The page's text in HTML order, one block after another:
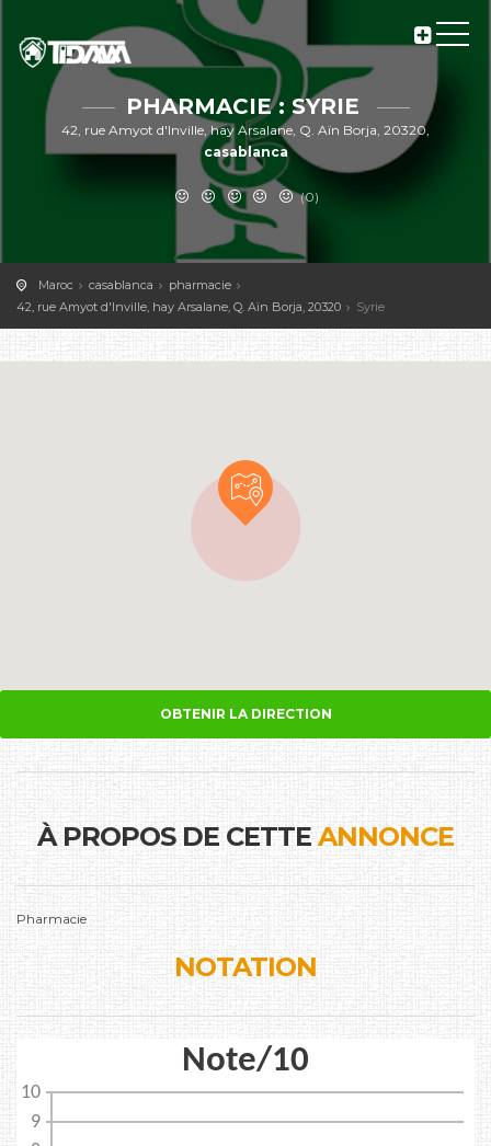
PHARMACIE : SYRIE
42, rue Amyot d'Inville, hay Arsalane, Q. Aïn Borja, 20320,
casablanca
(0)
Maroc casablanca
pharmacie
42, rue Amyot d'Inville, hay Arsalane, Q. Aïn Borja, 20320
Syrie
OBTENIR LA DIRECTION
À PROPOS DE CETTEANNONCE
Pharmacie
NOTATION